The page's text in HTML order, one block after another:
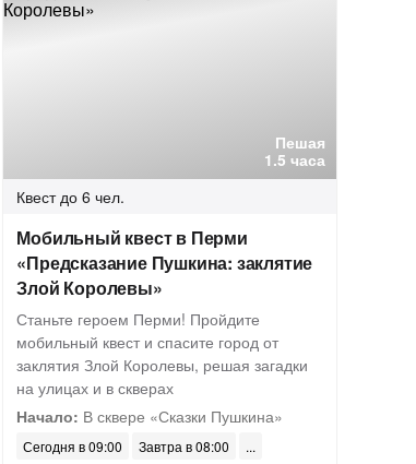
Пешая
1.5 часа
Квест до 6 чел.
Мобильный квест в Перми
«Предсказание Пушкина: заклятие
Злой Королевы»
Станьте героем Перми! Пройдите
мобильный квест и спасите город от
заклятия Злой Королевы, решая загадки
на улицах и в скверах
Начало: В сквере «Сказки Пушкина»
Сегодня в 09:00
Завтра в 08:00